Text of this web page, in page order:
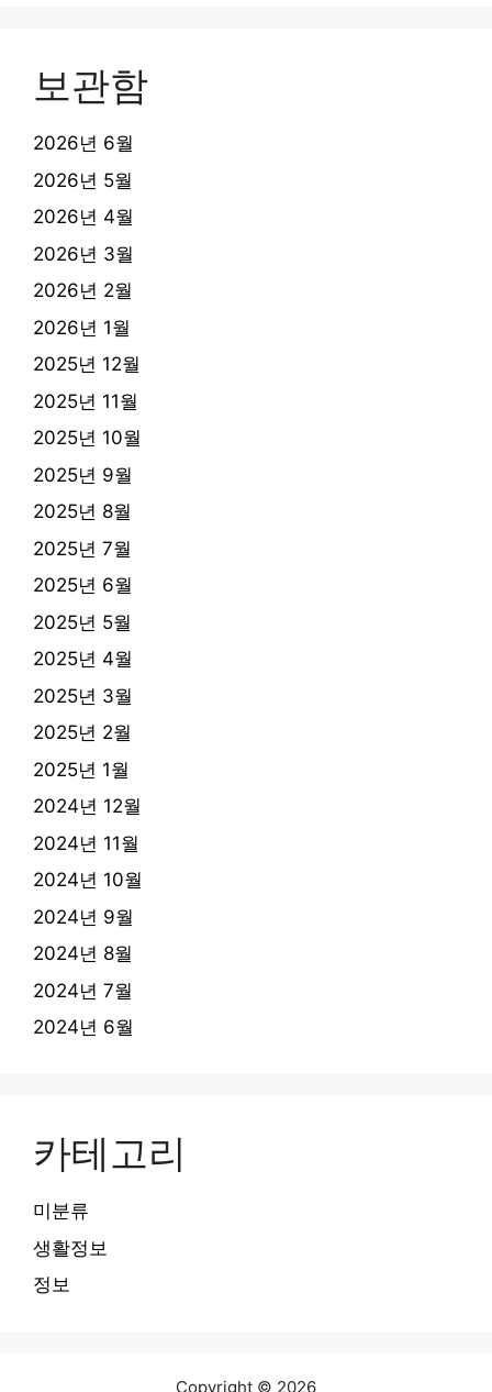
보관함
2026년 6월
2026년 5월
2026년 4월
2026년 3월
2026년 2월
2026년 1월
2025년 12월
2025년 11월
2025년 10월
2025년 9월
2025년 8월
2025년 7월
2025년 6월
2025년 5월
2025년 4월
2025년 3월
2025년 2월
2025년 1월
2024년 12월
2024년 11월
2024년 10월
2024년 9월
2024년 8월
2024년 7월
2024년 6월
카테고리
미분류
생활정보
정보
Copyright © 2026